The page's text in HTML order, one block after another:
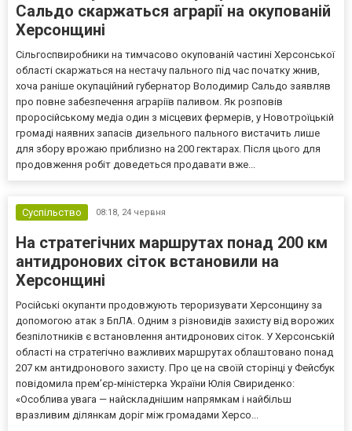
Сальдо скаржаться аграрії на окупованій
Херсонщині
Сільгоспвиробники на тимчасово окупованій частині Херсонської
області скаржаться на нестачу пального під час початку жнив,
хоча раніше окупаційний губернатор Володимир Сальдо заявляв
про повне забезпечення аграріїв паливом. Як розповів
проросійському медіа один з місцевих фермерів, у Новотроїцькій
громаді наявних запасів дизельного пального вистачить лише
для збору врожаю приблизно на 200 гектарах. Після цього для
продовження робіт доведеться продавати вже...
Суспільство 08:18, 24 червня
На стратегічних маршрутах понад 200 км
антидронових сіток встановили на
Херсонщині
Російські окупанти продовжують тероризувати Херсонщину за
допомогою атак з БпЛА. Одним з різновидів захисту від ворожих
безпілотників є встановлення антидронових сіток. У Херсонській
області на стратегічно важливих маршрутах облаштовано понад
207 км антидронового захисту. Про це на своїй сторінці у Фейсбук
повідомила прем’єр-міністерка України Юлія Свириденко:
«Особлива увага — найскладнішим напрямкам і найбільш
вразливим ділянкам доріг між громадами Херсо...